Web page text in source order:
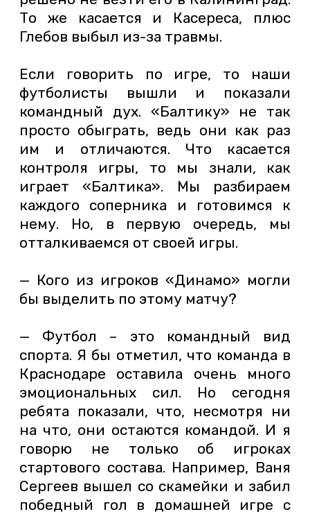
То же касается и Касереса, плюс
Глебов выбыл из-за травмы.
Если говорить по игре, то наши
футболисты вышли и показали
командный дух. «Балтику» не так
просто обыграть, ведь они как раз
им и отличаются. Что касается
контроля игры, то мы знали, как
играет «Балтика». Мы разбираем
каждого соперника и готовимся к
нему. Но, в первую очередь, мы
отталкиваемся от своей игры.
— Кого из игроков «Динамо» могли
бы выделить по этому матчу?
— Футбол – это командный вид
спорта. Я бы отметил, что команда в
Краснодаре оставила очень много
эмоциональных сил. Но сегодня
ребята показали, что, несмотря ни
на что, они остаются командой. И я
говорю не только об игроках
стартового состава. Например, Ваня
Сергеев вышел со скамейки и забил
победный гол в домашней игре с